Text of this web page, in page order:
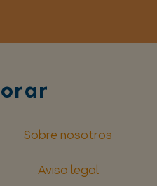
Sobre nosotros
Aviso legal